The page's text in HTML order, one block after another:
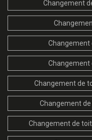
Changement
Changement
Changement
Changement de
Changement
Changement de